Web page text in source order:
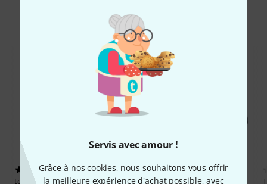
Servis avec amour !
Grâce à nos cookies, nous souhaitons vous offrir
la meilleure expérience d'achat possible, avec
Hot Deals
489
tc electronicPolytune 3 Mini
4122
Harley BentonHBCA-K